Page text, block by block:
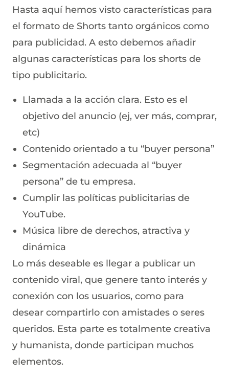
Hasta aquí hemos visto características para
el formato de Shorts tanto orgánicos como
para publicidad. A esto debemos añadir
algunas características para los shorts de
tipo publicitario.
Llamada a la acción clara. Esto es el
objetivo del anuncio (ej, ver más, comprar,
etc)
Contenido orientado a tu “buyer persona”
Segmentación adecuada al “buyer
persona” de tu empresa.
Cumplir las políticas publicitarias de
YouTube.
Música libre de derechos, atractiva y
dinámica
Lo más deseable es llegar a publicar un
contenido viral, que genere tanto interés y
conexión con los usuarios, como para
desear compartirlo con amistades o seres
queridos. Esta parte es totalmente creativa
y humanista, donde participan muchos
elementos.